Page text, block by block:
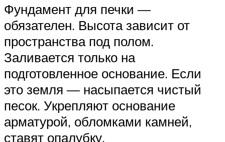
Фундамент для печки —
обязателен. Высота зависит от
пространства под полом.
Заливается только на
подготовленное основание. Если
это земля — насыпается чистый
песок. Укрепляют основание
арматурой, обломками камней,
ставят опалубку.